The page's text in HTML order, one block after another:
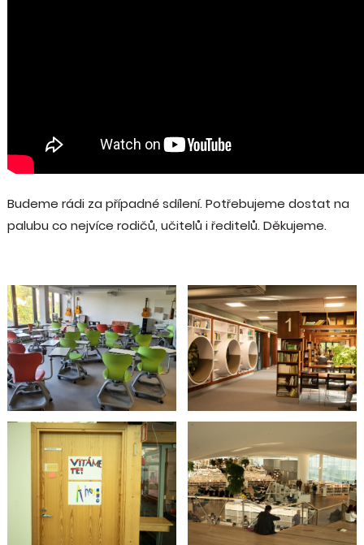
Budeme rádi za případné sdílení. Potřebujeme dostat na
palubu co nejvíce rodičů, učitelů i ředitelů. Děkujeme.